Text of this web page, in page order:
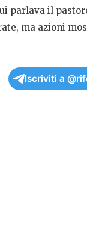
il
ma azioni
Iscriviti a